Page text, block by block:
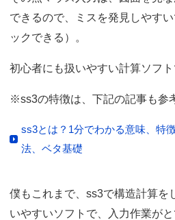
できるので、ミスを発見しやす
ックできる）。
初心者にも扱いやすい計算ソフト
※ss3の特徴は、下記の記事も参
ss3とは？1分でわかる意味、特
法、ベタ基礎
僕もこれまで、ss3で構造計算を
いやすいソフトで、入力作業が